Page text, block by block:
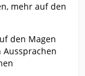
mehr auf den
den Magen
Aussprachen